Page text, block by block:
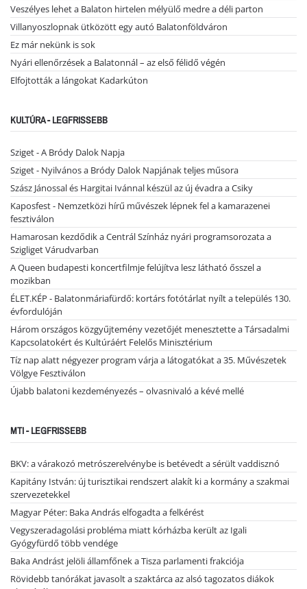
Veszélyes lehet a Balaton hirtelen mélyülő medre a déli parton
Villanyoszlopnak ütközött egy autó Balatonföldváron
Ez már nekünk is sok
Nyári ellenőrzések a Balatonnál – az első félidő végén
Elfojtották a lángokat Kadarkúton
KULTÚRA - LEGFRISSEBB
Sziget - A Bródy Dalok Napja
Sziget - Nyilvános a Bródy Dalok Napjának teljes műsora
Szász Jánossal és Hargitai Ivánnal készül az új évadra a Csiky
Kaposfest - Nemzetközi hírű művészek lépnek fel a kamarazenei
fesztiválon
Hamarosan kezdődik a Centrál Színház nyári programsorozata a
Szigliget Várudvarban
A Queen budapesti koncertfilmje felújítva lesz látható ősszel a
mozikban
ÉLET.KÉP - Balatonmáriafürdő: kortárs fotótárlat nyílt a település 130.
évfordulóján
Három országos közgyűjtemény vezetőjét menesztette a Társadalmi
Kapcsolatokért és Kultúráért Felelős Minisztérium
Tíz nap alatt négyezer program várja a látogatókat a 35. Művészetek
Völgye Fesztiválon
Újabb balatoni kezdeményezés – olvasnivaló a kévé mellé
MTI - LEGFRISSEBB
BKV: a várakozó metrószerelvénybe is betévedt a sérült vaddisznó
Kapitány István: új turisztikai rendszert alakít ki a kormány a szakmai
szervezetekkel
Magyar Péter: Baka András elfogadta a felkérést
Vegyszeradagolási probléma miatt kórházba került az Igali
Gyógyfürdő több vendége
Baka Andrást jelöli államfőnek a Tisza parlamenti frakciója
Rövidebb tanórákat javasolt a szaktárca az alsó tagozatos diákok